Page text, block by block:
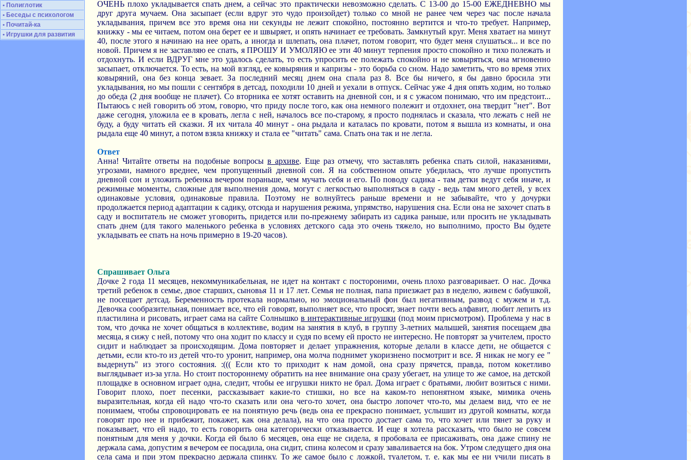
• Полиглотик
• Беседы с психологом
• Почитай-ка
• Игрушки для развития
ОЧЕНЬ плохо укладывается спать днем, а сейчас это практически невозможно сделать. С 13-00 до 15-00 ЕЖЕДНЕВНО мы
друг друга мучаем. Она засыпает (если вдруг это чудо произойдет) только со мной не ранее чем через час после начала
укладывания, причем все это время она ни секунды не лежит спокойно, постоянно вертится и что-то требует. Например,
книжку - мы ее читаем, потом она берет ее и швыряет, и опять начинает ее требовать. Замкнутый круг. Меня хватает на минут
40, после этого я начинаю на нее орать, а иногда и шлепать, она плачет, потом говорит, что будет меня слушаться... и все по
новой. Причем я не заставляю ее спать, я ПРОШУ И УМОЛЯЮ ее эти 40 минут терпения просто спокойно и тихо полежать и
отдохнуть. И если ВДРУГ мне это удалось сделать, то есть упросить ее полежать спокойно и не ковыряться, она мгновенно
засыпает, отключается. То есть, на мой взгляд, ее ковыряния и капризы - это борьба со сном. Надо заметить, что во время этих
ковыряний, она без конца зевает. За последний месяц днем она спала раз 8. Все бы ничего, я бы давно бросила эти
укладывания, но мы пошли с сентября в детсад, походили 10 дней и уехали в отпуск. Сейчас уже 4 дня опять ходим, но только
до обеда (2 дня вообще не плачет). Со вторника ее хотят оставить на дневной сон, и я с ужасом понимаю, что им предстоит...
Пытаюсь с ней говорить об этом, говорю, что приду после того, как она немного полежит и отдохнет, она твердит "нет". Вот
даже сегодня, уложила ее в кровать, легла с ней, началось все по-старому, я просто поднялась и сказала, что лежать с ней не
буду, а буду читать ей сказки. Я их читала 40 минут - она рыдала и каталась по кровати, потом я вышла из комнаты, и она
рыдала еще 40 минут, а потом взяла книжку и стала ее "читать" сама. Спать она так и не легла.
Ответ
Анна! Читайте ответы на подобные вопросы в архиве. Еще раз отмечу, что заставлять ребенка спать силой, наказаниями,
угрозами, намного вреднее, чем пропущенный дневной сон. Я на собственном опыте убедилась, что лучше пропустить
дневной сон и уложить ребенка вечером пораньше, чем мучать себя и его. По поводу садика - там детки ведут себя иначе, и
режимные моменты, сложные для выполнения дома, могут с легкостью выполняться в саду - ведь там много детей, у всех
одинаковые условия, одинаковые правила. Поэтому не волнуйтесь раньше времени и не забывайте, что у дочурки
продолжается период адаптации к садику, отсюда и нарушения режима, упрямство, нарушения сна. Если она не захочет спать в
саду и воспитатель не сможет уговорить, придется или по-прежнему забирать из садика раньше, или просить не укладывать
спать днем (для такого маленького ребенка в условиях детского сада это очень тяжело, но выполнимо, просто Вы будете
укладывать ее спать на ночь примерно в 19-20 часов).
Спрашивает Ольга
Дочке 2 года 11 месяцев, некоммуникабельная, не идет на контакт с постороними, очень плохо разговаривает. О нас. Дочка
третий ребенок в семье, двое старших, сыновья 11 и 17 лет. Семья не полная, папа приезжает раз в неделю, живем с бабушкой,
не посещает детсад. Беременность протекала нормально, но эмоциональный фон был негативным, развод с мужем и т.д.
Девочка сообразительная, понимает все, что ей говорят, выполняет все, что просят, знает почти весь алфавит, любит лепить из
пластилина и рисовать, играет сама на сайте Солнышков интерактивные игрушки (под моим присмотром). Проблема у нас в
том, что дочка не хочет общаться в коллективе, водим на занятия в клуб, в группу 3-летних малышей, занятия посещаем два
месяца, я сижу с ней, потому что она ходит по классу и судя по всему ей просто не интересно. Не повторят за учителем, просто
сидит и наблюдает за происходящим. Дома повторяет и делает упражнения, которые делали в классе дети, не общается с
детьми, если кто-то из детей что-то уронит, например, она молча поднимет укоризнено посмотрит и все. Я никак не могу ее "
выдернуть" из этого состояния. :((( Если кто то приходит к нам домой, она сразу прячется, правда, потом кокетливо
выглядывает из-за угла. Но стоит постороннему обратить на нее внимание она сразу убегает, на улице то же самое, на детской
площадке в основном играет одна, следит, чтобы ее игрушки никто не брал. Дома играет с братьями, любит возиться с ними.
Говорит плохо, поет песенки, рассказывает какие-то стишки, но все на каком-то непонятном языке, мимика очень
выразительная, когда ей надо что-то сказать или она чего-то хочет, она быстро лопочет что-то, мы делаем вид, что ее не
понимаем, чтобы спровоцировать ее на понятную речь (ведь она ее прекрасно понимает, услышит из другой комнаты, когда
говорят про нее и прибежит, покажет, как она делала), на что она просто достает сама то, что хочет или тянет за руку и
показывает, что ей надо, то есть говорить она категорически отказывается. И еще я хотела рассказать, что было не совсем
понятным для меня у дочки. Когда ей было 6 месяцев, она еще не сидела, я пробовала ее присаживать, она даже спину не
держала сама, допустим я вечером ее посадила, она сидит, спина колесом и сразу заваливается на бок. Утром следущего дня она
села сама и при этом прекрасно держала спинку. То же самое было с ложкой, туалетом, т. е. как мы ее ни учили писать в